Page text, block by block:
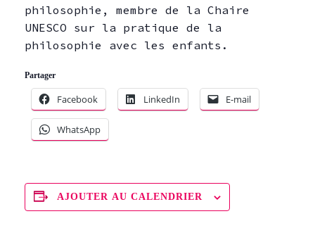
philosophie, membre de la Chaire
UNESCO sur la pratique de la
philosophie avec les enfants.
Partager
Facebook LinkedIn E-mail
WhatsApp
AJOUTER AU CALENDRIER